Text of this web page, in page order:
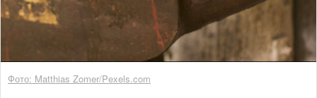
Фото: Matthias Zomer/Pexels.com